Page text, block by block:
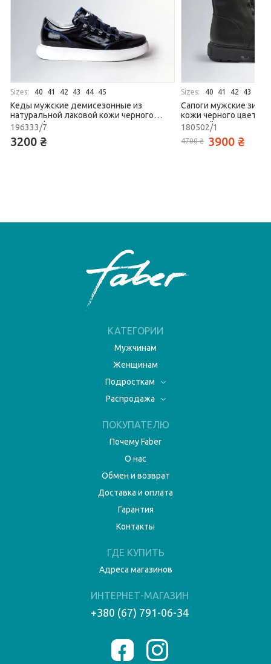
Sizes: 40 41 42 43 44 45
Кеды мужские демисезонные из
натуральной лаковой кожи черного
цвета Faber
196333/7
3200 ₴
Sizes: 40 41 42 43
Сапоги мужские
кожи черного цвета,
овчиной до верха
180502/1
4700 ₴ 3900 ₴
КАТЕГОРИИ
Мужчинам
Женщинам
Подросткам
Распродажа
ПОКУПАТЕЛЮ
Почему Faber
О нас
Обмен и возврат
Доставка и оплата
Гарантия
Контакты
ГДЕ КУПИТЬ
Адреса магазинов
ИНТЕРНЕТ-МАГАЗИН
+380 (67) 791-06-34